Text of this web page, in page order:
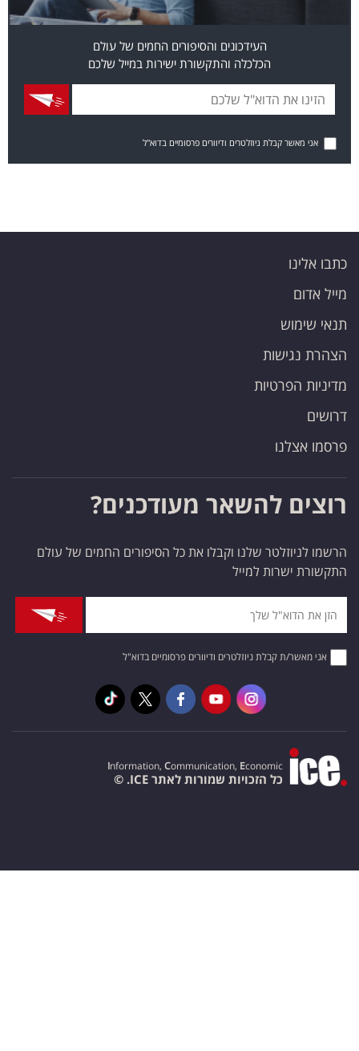
העידכונים והסיפורים החמים של עולם
הכלכלה והתקשורת ישירות במייל שלכם
אני מאשר קבלת ניוזלטרים ודיוורים פרסומיים בדוא"ל
כתבו אלינו
מייל אדום
תנאי שימוש
הצהרת נגישות
מדיניות הפרטיות
דרושים
פרסמו אצלנו
רוצים להשאר מעודכנים?
הרשמו לניוזלטר שלנו וקבלו את כל הסיפורים החמים של עולם
התקשורת ישרות למייל
אני מאשר/ת קבלת ניוזלטרים ודיוורים פרסומיים בדוא"ל
Information, Communication, Economic
כל הזכויות שמורות לאתר ICE. ©